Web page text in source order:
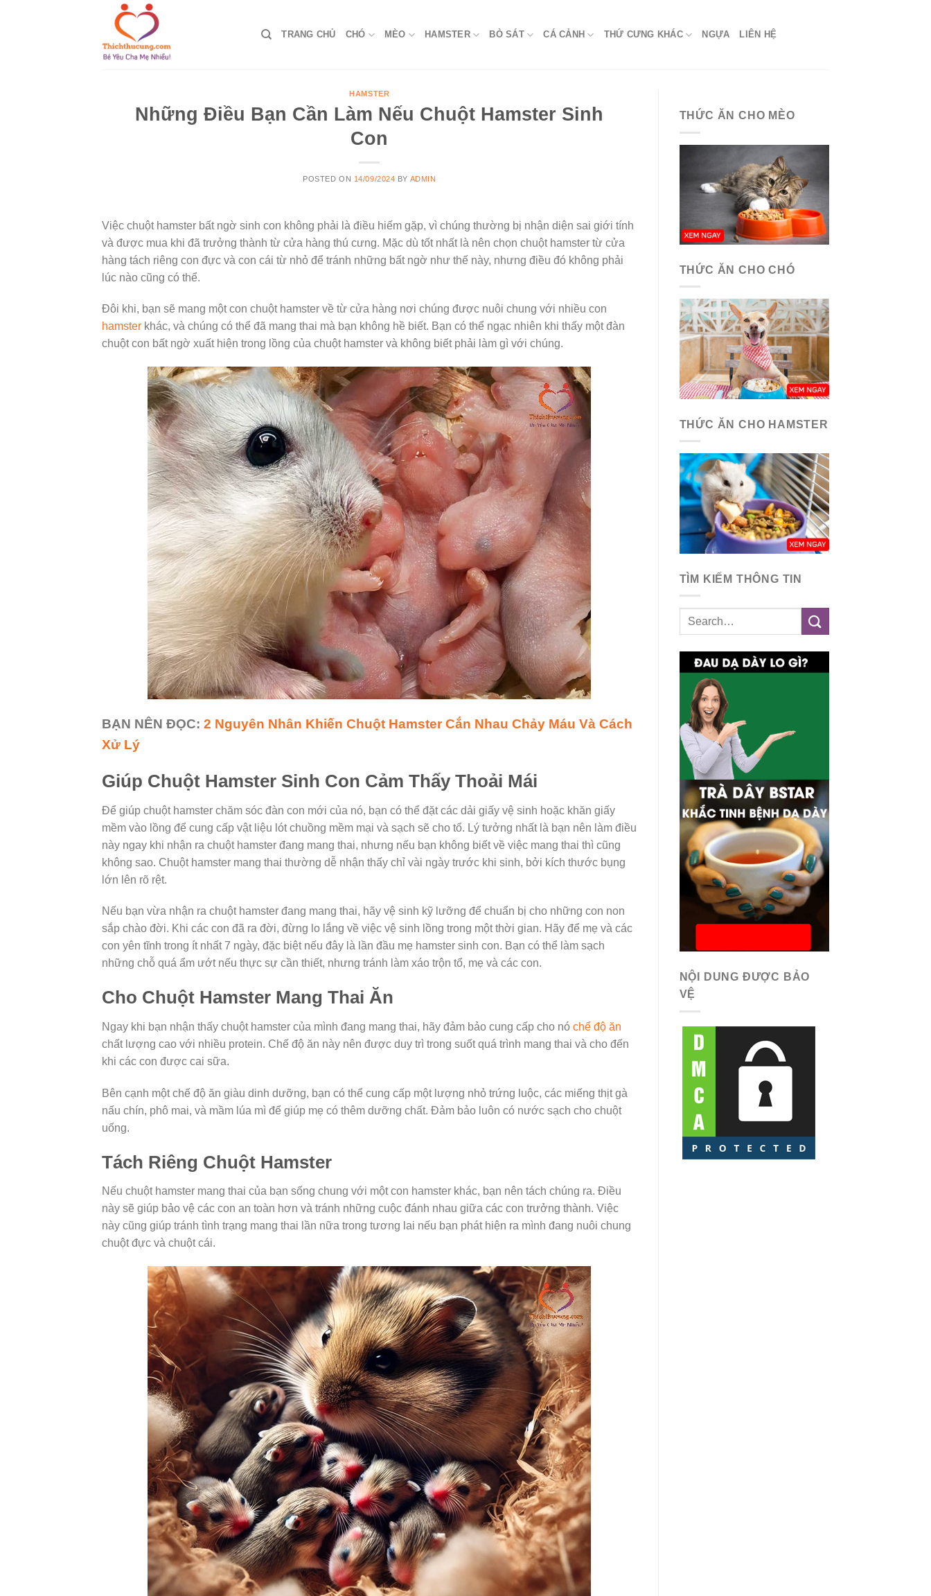
TRANG CHỦ CHÓ MÈO HAMSTER BÒ SÁT CÁ CẢNH THỨ CƯNG KHÁC NGỰA LIÊN HỆ
HAMSTER
Những Điều Bạn Cần Làm Nếu Chuột Hamster Sinh
Con
POSTED ON 14/09/2024 BY ADMIN
Việc chuột hamster bất ngờ sinh con không phải là điều hiếm gặp, vì chúng thường bị nhận diện sai giới tính
và được mua khi đã trưởng thành từ cửa hàng thú cưng. Mặc dù tốt nhất là nên chọn chuột hamster từ cửa
hàng tách riêng con đực và con cái từ nhỏ để tránh những bất ngờ như thế này, nhưng điều đó không phải
lúc nào cũng có thể.
Đôi khi, bạn sẽ mang một con chuột hamster về từ cửa hàng nơi chúng được nuôi chung với nhiều con
hamster khác, và chúng có thể đã mang thai mà bạn không hề biết. Bạn có thể ngạc nhiên khi thấy một đàn
chuột con bất ngờ xuất hiện trong lồng của chuột hamster và không biết phải làm gì với chúng.
BẠN NÊN ĐỌC: 2 Nguyên Nhân Khiến Chuột Hamster Cắn Nhau Chảy Máu Và Cách
Xử Lý
Giúp Chuột Hamster Sinh Con Cảm Thấy Thoải Mái
Để giúp chuột hamster chăm sóc đàn con mới của nó, bạn có thể đặt các dải giấy vệ sinh hoặc khăn giấy
mềm vào lồng để cung cấp vật liệu lót chuồng mềm mại và sạch sẽ cho tổ. Lý tưởng nhất là bạn nên làm điều
này ngay khi nhận ra chuột hamster đang mang thai, nhưng nếu bạn không biết về việc mang thai thì cũng
không sao. Chuột hamster mang thai thường dễ nhận thấy chỉ vài ngày trước khi sinh, bởi kích thước bụng
lớn lên rõ rệt.
Nếu bạn vừa nhận ra chuột hamster đang mang thai, hãy vệ sinh kỹ lưỡng để chuẩn bị cho những con non
sắp chào đời. Khi các con đã ra đời, đừng lo lắng về việc vệ sinh lồng trong một thời gian. Hãy để mẹ và các
con yên tĩnh trong ít nhất 7 ngày, đặc biệt nếu đây là lần đầu mẹ hamster sinh con. Bạn có thể làm sạch
những chỗ quá ẩm ướt nếu thực sự cần thiết, nhưng tránh làm xáo trộn tổ, mẹ và các con.
Cho Chuột Hamster Mang Thai Ăn
Ngay khi bạn nhận thấy chuột hamster của mình đang mang thai, hãy đảm bảo cung cấp cho nó chế độ ăn
chất lượng cao với nhiều protein. Chế độ ăn này nên được duy trì trong suốt quá trình mang thai và cho đến
khi các con được cai sữa.
Bên cạnh một chế độ ăn giàu dinh dưỡng, bạn có thể cung cấp một lượng nhỏ trứng luộc, các miếng thịt gà
nấu chín, phô mai, và mầm lúa mì để giúp mẹ có thêm dưỡng chất. Đảm bảo luôn có nước sạch cho chuột
uống.
Tách Riêng Chuột Hamster
Nếu chuột hamster mang thai của bạn sống chung với một con hamster khác, bạn nên tách chúng ra. Điều
này sẽ giúp bảo vệ các con an toàn hơn và tránh những cuộc đánh nhau giữa các con trưởng thành. Việc
này cũng giúp tránh tình trạng mang thai lần nữa trong tương lai nếu bạn phát hiện ra mình đang nuôi chung
chuột đực và chuột cái.
THỨC ĂN CHO MÈO
THỨC ĂN CHO CHÓ
THỨC ĂN CHO HAMSTER
TÌM KIẾM THÔNG TIN
NỘI DUNG ĐƯỢC BẢO
VỆ